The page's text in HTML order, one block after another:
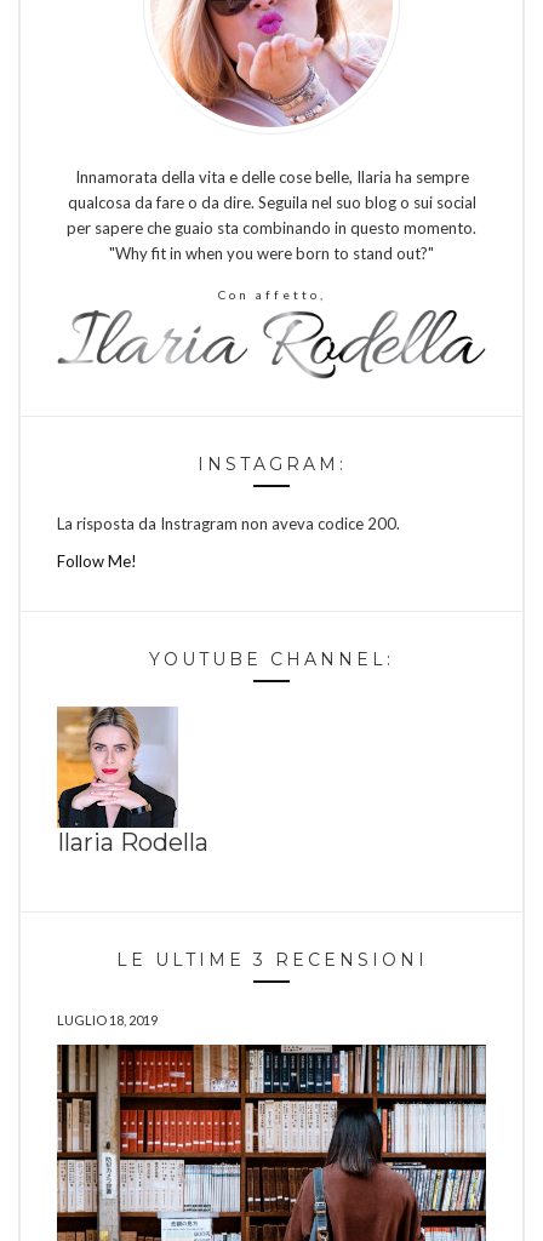
Innamorata della vita e delle cose belle, Ilaria ha sempre
qualcosa da fare o da dire. Seguila nel suo blog o sui social
per sapere che guaio sta combinando in questo momento.
"Why fit in when you were born to stand out?"
Con affetto,
INSTAGRAM:
La risposta da Instragram non aveva codice 200.
Follow Me!
YOUTUBE CHANNEL:
Ilaria Rodella
LE ULTIME 3 RECENSIONI
LUGLIO 18, 2019